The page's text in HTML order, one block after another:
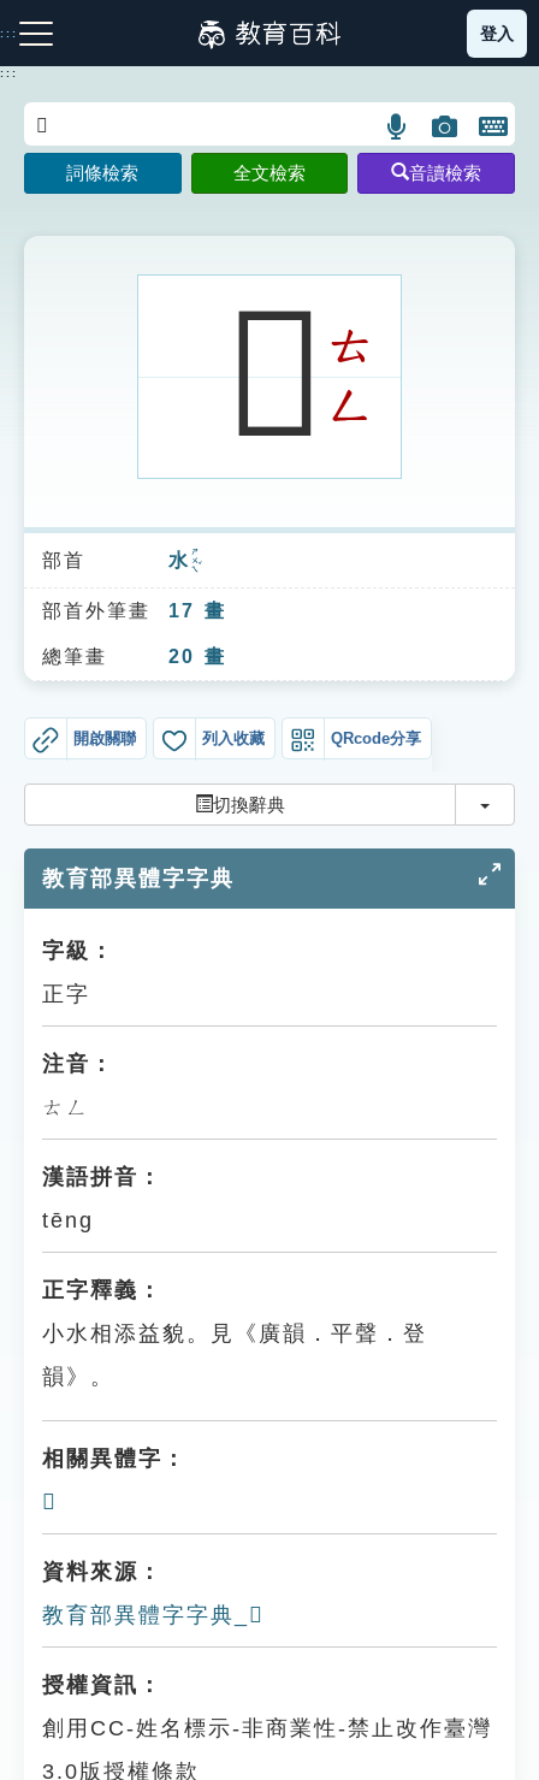
到
主
:::
注音索引圖示 筆畫索引圖示 部首索引表圖示
索引選單
知識索引
單字索引
遊戲專區
教學應用
貓頭鷹博士
登入
:::
語
言
搜
示
圖
片
搜
開
鍵
圖
詞條檢索 全文檢索 音讀檢索
𤃶ㄊ
ㄥ
部首 水 ㄕㄨㄟˇ
部首外筆畫 17 畫
總筆畫 20 畫
開啟關聯 列入收藏 QRcode分享
切換辭典 切換
教育部異體字字典
字級：
正字
注音：
ㄊㄥ
漢語拼音：
tēng
正字釋義：
小水相添益貌。見《廣韻．平聲．登
韻》。
相關異體字：
𧰥
資料來源：
教育部異體字字典_𤃶
授權資訊：
創用CC-姓名標示-非商業性-禁止改作臺灣
3.0版授權條款